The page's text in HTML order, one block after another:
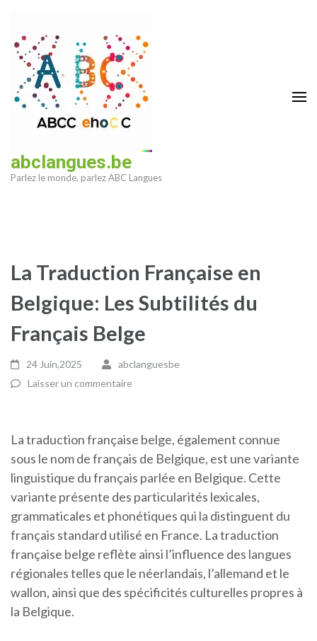
contenu
(Pressez
Entrée)
abclangues.be
Parlez le monde, parlez ABC Langues
La Traduction Française en
Belgique: Les Subtilités du
Français Belge
24 Juin,2025
abclanguesbe
Laisser un commentaire
La traduction française belge, également connue
sous le nom de français de Belgique, est une variante
linguistique du français parlée en Belgique. Cette
variante présente des particularités lexicales,
grammaticales et phonétiques qui la distinguent du
français standard utilisé en France. La traduction
française belge reflète ainsi l’influence des langues
régionales telles que le néerlandais, l’allemand et le
wallon, ainsi que des spécificités culturelles propres à
la Belgique.